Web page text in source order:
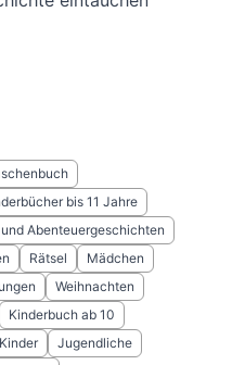
bis 11 Jahre
Abenteuergeschichten
Rätsel
Mädchen
Weihnachten
Kinderbuch ab 10
Kinder
Jugendliche